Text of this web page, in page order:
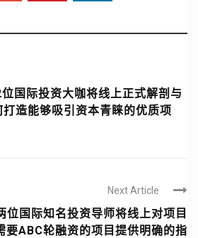
国际投资大咖将线上正式解剖与
造能够吸引资本青睐的优质项
Next Article
位国际知名投资导师将线上对项目
要ABC轮融资的项目提供明确的指